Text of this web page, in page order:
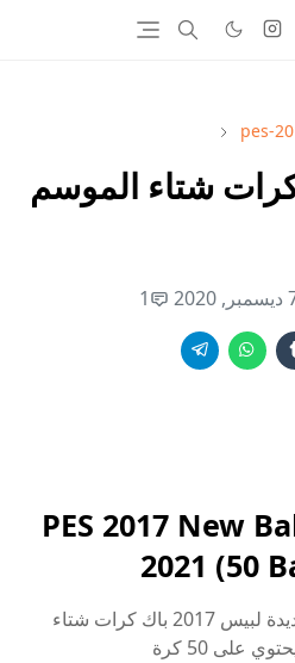
pes-
باك كرات شتاء الموسم
2020
1
PES 2017 New
2021 (50
نقدم لكم احدث باك كرات جديدة لبيس 2017 باك كرات شتاء